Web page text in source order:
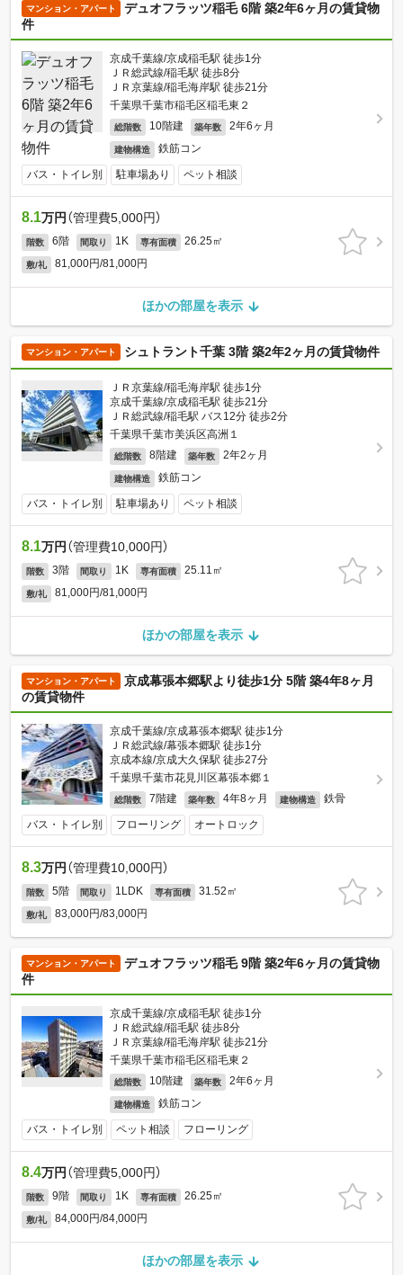
マンション・アパート
デュオフラッツ稲毛 6階 築2年6ヶ月の賃貸物
件
京成千葉線/京成稲毛駅 徒歩1分
ＪＲ総武線/稲毛駅 徒歩8分
ＪＲ京葉線/稲毛海岸駅 徒歩21分
千葉県千葉市稲毛区稲毛東２
総階数 10階建 築年数 2年6ヶ月
建物構造 鉄筋コン
バス・トイレ別 駐車場あり ペット相談
8.1万円 （管理費5,000円）
階数 6階 間取り 1K 専有面積 26.25㎡
敷/礼 81,000円/81,000円
ほかの部屋を表示
マンション・アパート シュトラント千葉 3階 築2年2ヶ月の賃貸物件
ＪＲ京葉線/稲毛海岸駅 徒歩1分
京成千葉線/京成稲毛駅 徒歩21分
ＪＲ総武線/稲毛駅 バス12分 徒歩2分
千葉県千葉市美浜区高洲１
総階数 8階建 築年数 2年2ヶ月
建物構造 鉄筋コン
バス・トイレ別 駐車場あり ペット相談
8.1万円 （管理費10,000円）
階数 3階 間取り 1K 専有面積 25.11㎡
敷/礼 81,000円/81,000円
ほかの部屋を表示
マンション・アパート
京成幕張本郷駅より徒歩1分 5階 築4年8ヶ月
の賃貸物件
京成千葉線/京成幕張本郷駅 徒歩1分
ＪＲ総武線/幕張本郷駅 徒歩1分
京成本線/京成大久保駅 徒歩27分
千葉県千葉市花見川区幕張本郷１
総階数 7階建 築年数 4年8ヶ月 建物構造 鉄骨
バス・トイレ別 フローリング オートロック
8.3万円 （管理費10,000円）
階数 5階 間取り 1LDK 専有面積 31.52㎡
敷/礼 83,000円/83,000円
マンション・アパート
デュオフラッツ稲毛 9階 築2年6ヶ月の賃貸物
件
京成千葉線/京成稲毛駅 徒歩1分
ＪＲ総武線/稲毛駅 徒歩8分
ＪＲ京葉線/稲毛海岸駅 徒歩21分
千葉県千葉市稲毛区稲毛東２
総階数 10階建 築年数 2年6ヶ月
建物構造 鉄筋コン
バス・トイレ別 ペット相談 フローリング
8.4万円 （管理費5,000円）
階数 9階 間取り 1K 専有面積 26.25㎡
敷/礼 84,000円/84,000円
ほかの部屋を表示